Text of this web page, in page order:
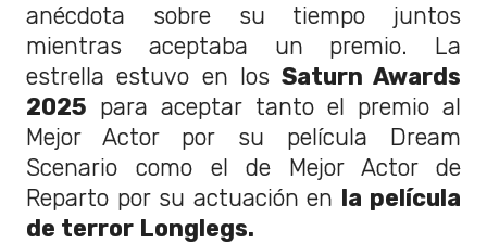
anécdota sobre su tiempo juntos
mientras aceptaba un premio. La
estrella estuvo en los Saturn Awards
2025 para aceptar tanto el premio al
Mejor Actor por su película Dream
Scenario como el de Mejor Actor de
Reparto por su actuación en la película
de terror Longlegs.